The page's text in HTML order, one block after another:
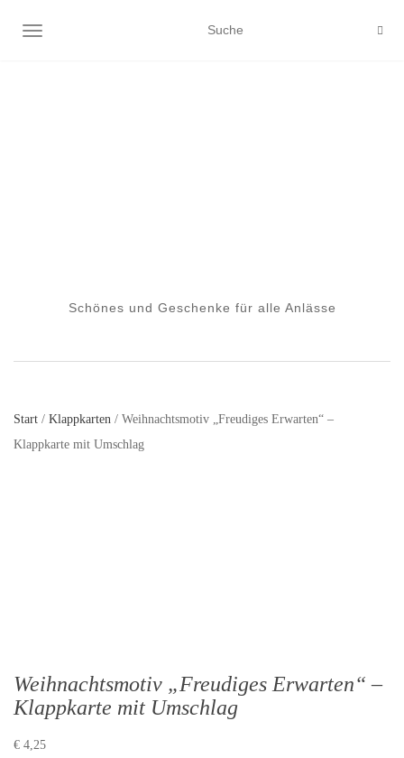
NAVIGATION EIN-/AUSSCHALTEN
Schönes und Geschenke für alle Anlässe
Start / Klappkarten / Weihnachtsmotiv „Freudiges Erwarten“ –
Klappkarte mit Umschlag
Weihnachtsmotiv „Freudiges Erwarten“ –
Klappkarte mit Umschlag
€ 4,25